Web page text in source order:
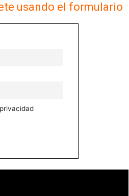
usando el formulario